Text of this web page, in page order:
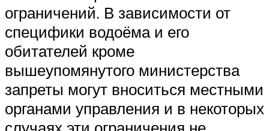
ограничений. В зависимости от
специфики водоёма и его
обитателей кроме
вышеупомянутого министерства
запреты могут вноситься местными
органами управления и в некоторых